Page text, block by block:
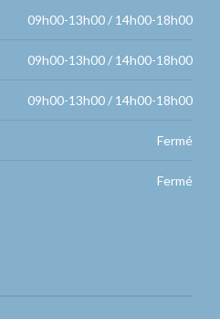
09h00-13h00 / 14h00-18h00
09h00-13h00 / 14h00-18h00
09h00-13h00 / 14h00-18h00
Fermé
Fermé